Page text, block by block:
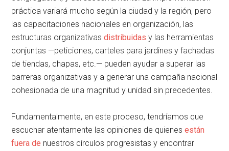
práctica variará mucho según la ciudad y la región, pero
las capacitaciones nacionales en organización, las
estructuras organizativasdistribuidas y las herramientas
conjuntas —peticiones, carteles para jardines y fachadas
de tiendas, chapas, etc.— pueden ayudar a superar las
barreras organizativas y a generar una campaña nacional
cohesionada de una magnitud y unidad sin precedentes.
Fundamentalmente, en este proceso, tendríamos que
escuchar atentamente las opiniones de quienesestán
fuera de nuestros círculos progresistas y encontrar